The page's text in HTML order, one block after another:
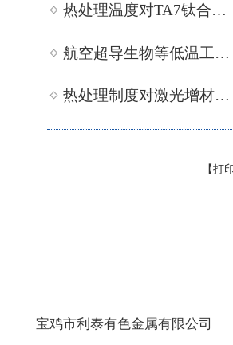
热处理温度对TA7钛合金板材组织与力学性能的影响
航空超导生物等低温工程领域用TA7钛合金板材高温拉伸变形
热处理制度对激光增材制造TA15钛合金板力学性能的影响
【打
宝鸡市利泰有色金属有限公司